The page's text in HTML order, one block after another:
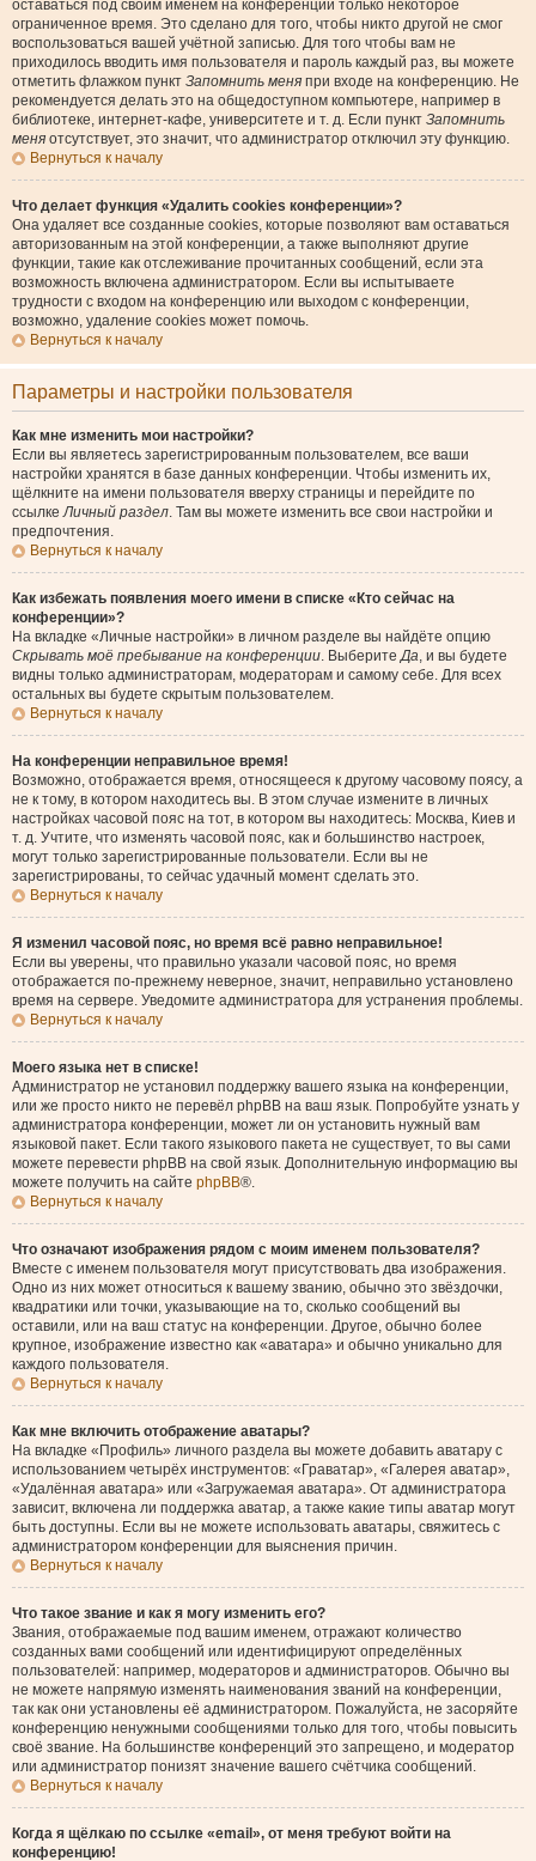
оставаться под своим именем на конференции только некоторое
ограниченное время. Это сделано для того, чтобы никто другой не смог
воспользоваться вашей учётной записью. Для того чтобы вам не
приходилось вводить имя пользователя и пароль каждый раз, вы можете
отметить флажком пункт Запомнить меня при входе на конференцию. Не
рекомендуется делать это на общедоступном компьютере, например в
библиотеке, интернет-кафе, университете и т. д. Если пункт Запомнить
меня отсутствует, это значит, что администратор отключил эту функцию.
Вернуться к началу
Что делает функция «Удалить cookies конференции»?
Она удаляет все созданные cookies, которые позволяют вам оставаться
авторизованным на этой конференции, а также выполняют другие
функции, такие как отслеживание прочитанных сообщений, если эта
возможность включена администратором. Если вы испытываете
трудности с входом на конференцию или выходом с конференции,
возможно, удаление cookies может помочь.
Вернуться к началу
Параметры и настройки пользователя
Как мне изменить мои настройки?
Если вы являетесь зарегистрированным пользователем, все ваши
настройки хранятся в базе данных конференции. Чтобы изменить их,
щёлкните на имени пользователя вверху страницы и перейдите по
ссылкеЛичный раздел. Там вы можете изменить все свои настройки и
предпочтения.
Вернуться к началу
Как избежать появления моего имени в списке «Кто сейчас на
конференции»?
На вкладке «Личные настройки» в личном разделе вы найдёте опцию
Скрывать моё пребывание на конференции. ВыберитеДа, и вы будете
видны только администраторам, модераторам и самому себе. Для всех
остальных вы будете скрытым пользователем.
Вернуться к началу
На конференции неправильное время!
Возможно, отображается время, относящееся к другому часовому поясу, а
не к тому, в котором находитесь вы. В этом случае измените в личных
настройках часовой пояс на тот, в котором вы находитесь: Москва, Киев и
т. д. Учтите, что изменять часовой пояс, как и большинство настроек,
могут только зарегистрированные пользователи. Если вы не
зарегистрированы, то сейчас удачный момент сделать это.
Вернуться к началу
Я изменил часовой пояс, но время всё равно неправильное!
Если вы уверены, что правильно указали часовой пояс, но время
отображается по-прежнему неверное, значит, неправильно установлено
время на сервере. Уведомите администратора для устранения проблемы.
Вернуться к началу
Моего языка нет в списке!
Администратор не установил поддержку вашего языка на конференции,
или же просто никто не перевёл phpBB на ваш язык. Попробуйте узнать у
администратора конференции, может ли он установить нужный вам
языковой пакет. Если такого языкового пакета не существует, то вы сами
можете перевести phpBB на свой язык. Дополнительную информацию вы
можете получить на сайте phpBB®.
Вернуться к началу
Что означают изображения рядом с моим именем пользователя?
Вместе с именем пользователя могут присутствовать два изображения.
Одно из них может относиться к вашему званию, обычно это звёздочки,
квадратики или точки, указывающие на то, сколько сообщений вы
оставили, или на ваш статус на конференции. Другое, обычно более
крупное, изображение известно как «аватара» и обычно уникально для
каждого пользователя.
Вернуться к началу
Как мне включить отображение аватары?
На вкладке «Профиль» личного раздела вы можете добавить аватару с
использованием четырёх инструментов: «Граватар», «Галерея аватар»,
«Удалённая аватара» или «Загружаемая аватара». От администратора
зависит, включена ли поддержка аватар, а также какие типы аватар могут
быть доступны. Если вы не можете использовать аватары, свяжитесь с
администратором конференции для выяснения причин.
Вернуться к началу
Что такое звание и как я могу изменить его?
Звания, отображаемые под вашим именем, отражают количество
созданных вами сообщений или идентифицируют определённых
пользователей: например, модераторов и администраторов. Обычно вы
не можете напрямую изменять наименования званий на конференции,
так как они установлены её администратором. Пожалуйста, не засоряйте
конференцию ненужными сообщениями только для того, чтобы повысить
своё звание. На большинстве конференций это запрещено, и модератор
или администратор понизят значение вашего счётчика сообщений.
Вернуться к началу
Когда я щёлкаю по ссылке «email», от меня требуют войти на
конференцию!